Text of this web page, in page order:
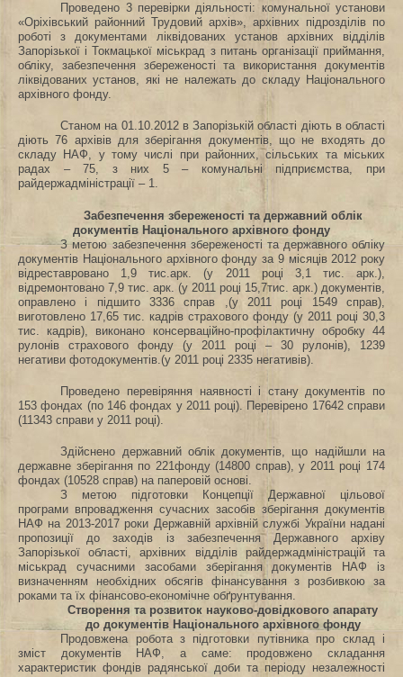
Проведено 3 перевірки діяльності: комунальної установи
«Оріхівський районний Трудовий архів», архівних підрозділів по
роботі з документами ліквідованих установ архівних відділів
Запорізької і Токмацької міськрад з питань організації приймання,
обліку, забезпечення збереженості та використання документів
ліквідованих установ, які не належать до складу Національного
архівного фонду.
Станом на 01.10.2012 в Запорізькій області діють в області
діють 76 архівів для зберігання документів, що не входять до
складу НАФ, у тому числі при районних, сільських та міських
радах – 75, з них 5 – комунальні підприємства, при
райдержадміністрації – 1.
Забезпечення збереженості та державний облік
документів Національного архівного фонду
З метою забезпечення збереженості та державного обліку
документів Національного архівного фонду за 9місяців 2012 року
відреставровано 1,9 тис.арк. (у 2011 році 3,1 тис. арк.),
відремонтовано 7,9 тис. арк. (у 2011 році 15,7тис. арк.) документів,
оправлено і підшито 3336 справ ,(у 2011 році 1549 справ),
виготовлено 17,65 тис. кадрів страхового фонду (у 2011 році 30,3
тис. кадрів), виконано консерваційно-профілактичну обробку 44
рулонів страхового фонду (у 2011 році – 30 рулонів), 1239
негативи фотодокументів.(у 2011 році 2335 негативів).
Проведено перевіряння наявності і стану документів по
153 фондах (по 146 фондах у 2011 році). Перевірено 17642 справи
(11343 справи у 2011 році).
Здійснено державний облік документів, що надійшли на
державне зберігання по 221фонду (14800 справ), у 2011 році 174
фондах (10528 справ) на паперовій основі.
З метою підготовки Концепції Державної цільової
програми впровадження сучасних засобів зберігання документів
НАФ на 2013-2017 роки Державній архівній службі України надані
пропозиції до заходів із забезпечення Державного архіву
Запорізької області, архівних відділів райдержадміністрацій та
міськрад сучасними засобами зберігання документів НАФ із
визначенням необхідних обсягів фінансування з розбивкою за
роками та їх фінансово-економічне обґрунтування.
Створення та розвиток науково-довідкового апарату
до документів Національного архівного фонду
Продовжена робота з підготовки путівника про склад і
зміст документів НАФ, а саме: продовжено складання
характеристик фондів радянської доби та періоду незалежності